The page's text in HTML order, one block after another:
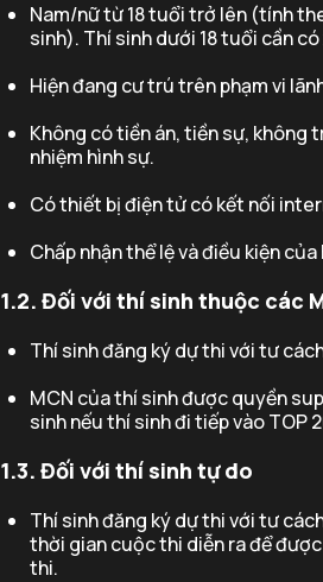
Nam/nữ từ 18 tuổi trở lên (tính
sinh). Thí sinh dưới 18 tuổi cần
Hiện đang cư trú trên phạm vi
Không có tiền án, tiền sự,
nhiệm hình sự.
Có thiết bị điện tử có kết nối
Chấp nhận thể lệ và điều kiện
1.2. Đối với thí sinh thuộc các
Thí sinh đăng ký dự thi với tư
MCN của thí sinh được quyền
sinh nếu thí sinh đi tiếp vào TOP
1.3. Đối với thí sinh tự do
Thí sinh đăng ký dự thi với tư
thời gian cuộc thi diễn ra để
thi.